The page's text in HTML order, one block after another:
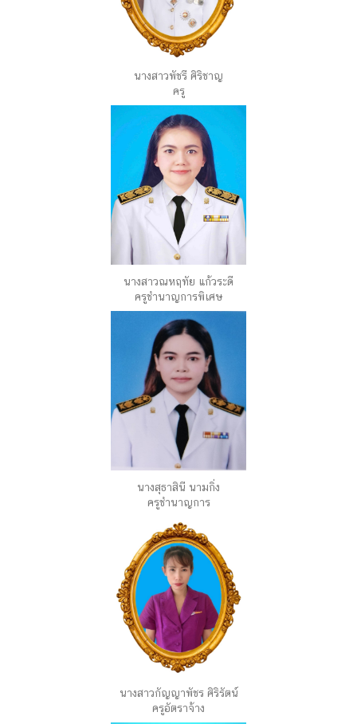
นางสาวพัชรี ศิริชาญ
ครู
นางสาวณหฤทัย แก้วระดี
ครูชำนาญการพิเศษ
นางสุธาสินี นามกิ่ง
ครูชำนาญการ
นางสาวกัญญาพัชร ศิริรัตน์
ครูอัตราจ้าง